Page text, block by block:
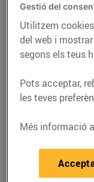
CONSELLS
Peix
cistell
Gestió del
Utilitzem
del web i
segons els teus
Pots acceptar,
les teves
Més informació